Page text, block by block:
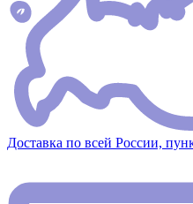
Доставка по всей России,